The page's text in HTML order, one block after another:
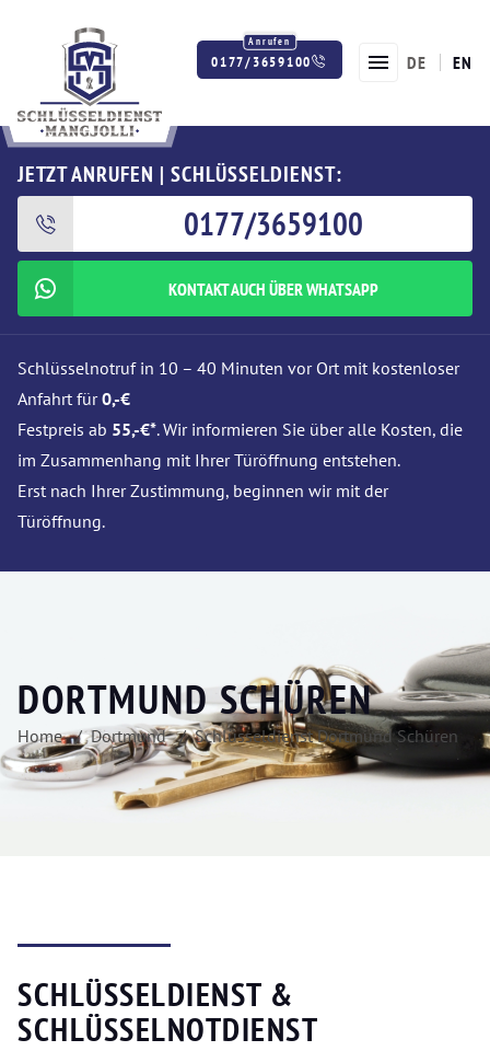
0177/3659100 DE EN
JETZT ANRUFEN | SCHLÜSSELDIENST:
0177/3659100
KONTAKT AUCH ÜBER WHATSAPP
Schlüsselnotruf in 10 – 40 Minuten vor Ort mit kostenloser
Anfahrt für0,-€
Festpreis ab 55,-€*. Wir informieren Sie über alle Kosten, die
im Zusammenhang mit Ihrer Türöffnung entstehen.
Erst nach Ihrer Zustimmung, beginnen wir mit der
Türöffnung.
DORTMUND SCHÜREN
Home Dortmund Schlüsseldienst Dortmund Schüren
SCHLÜSSELDIENST &
SCHLÜSSELNOTDIENST